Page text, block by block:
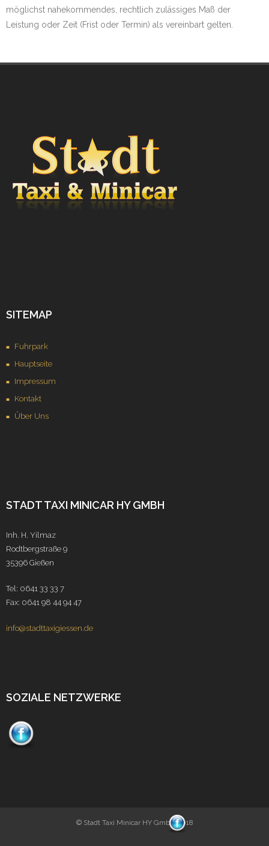
möglichst nahekommendes, rechtlich zulässiges Maß der
Leistung oder Zeit (Frist oder Termin) als vereinbart gelten.
SITEMAP
Fuhrpark
Hauptseite
Impressum
Kontakt
Über Uns
STADT TAXI MINICAR HY GMBH
Inh. H. Yilmaz
Rodtbergstraße 9
35396 Gießen
Tel: 0641 33 33 7
Fax: 0641 98 44 94 47
info@stadttaxigiessen.de
SOZIALE NETZWERKE
© Stadt Taxi Minicar HY GmbH 2018